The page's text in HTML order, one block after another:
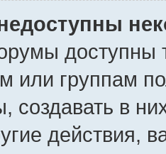
доступны
или группам
создавать в
действия,